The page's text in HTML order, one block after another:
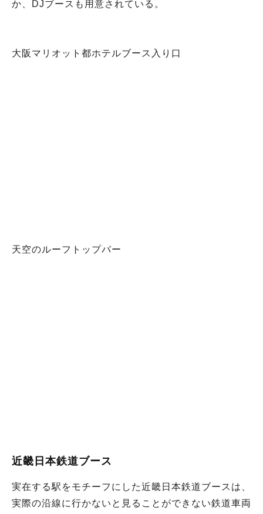
か、DJブースも用意されている。
大阪マリオット都ホテルブース入り口
天空のルーフトップバー
近畿日本鉄道ブース
実在する駅をモチーフにした近畿日本鉄道ブースは、
実際の沿線に行かないと見ることができない鉄道車両